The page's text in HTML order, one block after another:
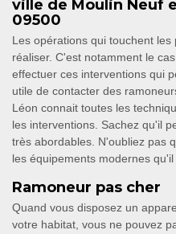
ville de Moulin Neuf
09500
Les opérations qui touchent
réaliser. C'est notamment le
effectuer ces interventions qui
utile de contacter des
Léon connait toutes les
les interventions. Sachez qu'il
très abordables. N'oubliez pas
les équipements modernes
Ramoneur pas cher
Quand vous disposez un
votre habitat, vous ne pouvez